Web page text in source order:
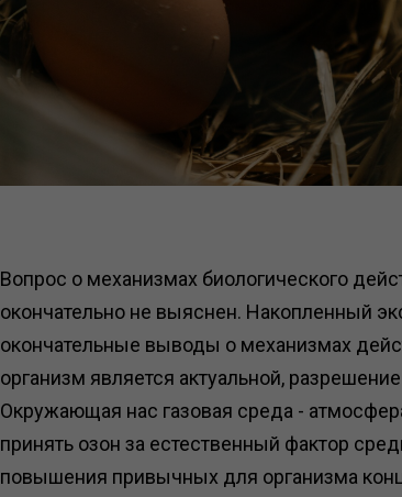
Вопрос о механизмах биологического
окончательно не выяснен. Накопленный
окончательные выводы о механизмах
организм является актуальной,
Окружающая нас газовая среда -
принять озон за естественный фактор
повышения привычных для организма